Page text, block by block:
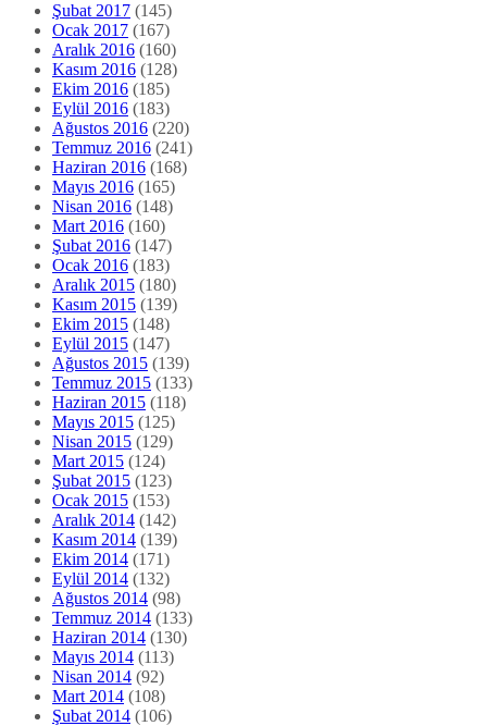
Şubat 2017 (145)
Ocak 2017 (167)
Aralık 2016 (160)
Kasım 2016 (128)
Ekim 2016 (185)
Eylül 2016 (183)
Ağustos 2016 (220)
Temmuz 2016 (241)
Haziran 2016 (168)
Mayıs 2016 (165)
Nisan 2016 (148)
Mart 2016 (160)
Şubat 2016 (147)
Ocak 2016 (183)
Aralık 2015 (180)
Kasım 2015 (139)
Ekim 2015 (148)
Eylül 2015 (147)
Ağustos 2015 (139)
Temmuz 2015 (133)
Haziran 2015 (118)
Mayıs 2015 (125)
Nisan 2015 (129)
Mart 2015 (124)
Şubat 2015 (123)
Ocak 2015 (153)
Aralık 2014 (142)
Kasım 2014 (139)
Ekim 2014 (171)
Eylül 2014 (132)
Ağustos 2014 (98)
Temmuz 2014 (133)
Haziran 2014 (130)
Mayıs 2014 (113)
Nisan 2014 (92)
Mart 2014 (108)
Şubat 2014 (106)